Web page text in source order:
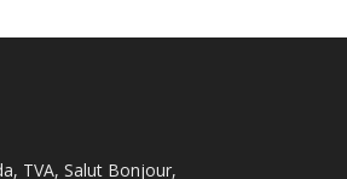
TVA, Salut Bonjour,